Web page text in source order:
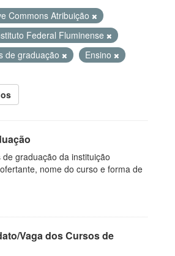
Commons Atribuição
Federal Fluminense
de graduação
Ensino
graduação da instituição
nome do curso e forma de
Vaga dos Cursos de